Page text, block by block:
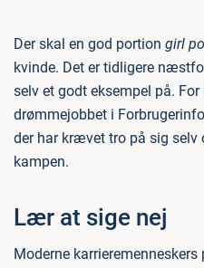
Der skal en god portion girl
kvinde. Det er tidligere
selv et godt eksempel på.
drømmejobbet i
der har krævet tro på sig selv
kampen.
Lær at sige nej
Moderne